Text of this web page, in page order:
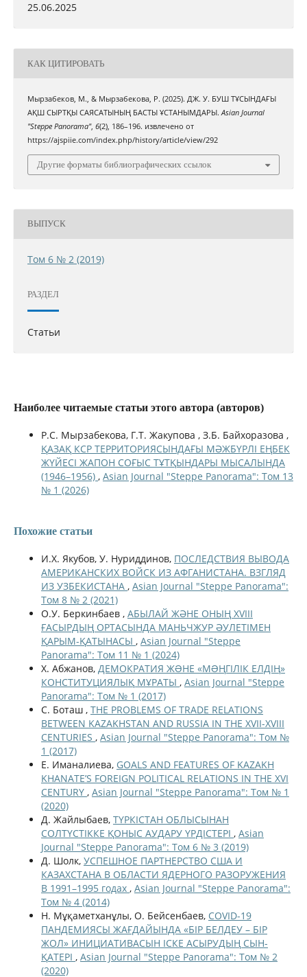
25.06.2025
КАК ЦИТИРОВАТЬ
Мырзабеков, М., & Мырзабекова, Р. (2025). ДЖ. У. БУШ ТҰСЫНДАҒЫ
АҚШ СЫРТҚЫ САЯСАТЫНЫҢ БАСТЫ ҰСТАНЫМДАРЫ.Asian Journal
"Steppe Panorama", 6(2), 186–196. извлечено от
https://ajspiie.com/index.php/history/article/view/292
Другие форматы библиографических ссылок
ВЫПУСК
Том 6 № 2 (2019)
РАЗДЕЛ
Статьи
Наиболее читаемые статьи этого автора (авторов)
Р.С. Мырзабекова, Г.Т. Жакупова , З.Б. Байхоразова ,
ҚАЗАҚ КСР ТЕРРИТОРИЯСЫНДАҒЫ МӘЖБҮРЛІ ЕҢБЕК
ЖҮЙЕСІ ЖАПОН СОҒЫС ТҰТҚЫНДАРЫ МЫСАЛЫНДА
(1946–1956) , Asian Journal "Steppe Panorama": Том 13
№ 1 (2026)
Похожие статьи
И.Х. Якубов, У. Нуриддинов, ПОСЛЕДСТВИЯ ВЫВОДА
АМЕРИКАНСКИХ ВОЙСК ИЗ АФГАНИСТАНА. ВЗГЛЯД
ИЗ УЗБЕКИСТАНА , Asian Journal "Steppe Panorama":
Том 8 № 2 (2021)
О.У. Беркинбаев , АБЫЛАЙ ЖӘНЕ ОНЫҢ XVIII
ҒАСЫРДЫҢ ОРТАСЫНДА МАНЬЧЖУР ӘУЛЕТІМЕН
ҚАРЫМ-ҚАТЫНАСЫ , Asian Journal "Steppe
Panorama": Том 11 № 1 (2024)
Х. Абжанов, ДЕМОКРАТИЯ ЖƏНЕ «МƏҢГІЛІК ЕЛДІҢ»
КОНСТИТУЦИЯЛЫҚ МҰРАТЫ , Asian Journal "Steppe
Panorama": Том № 1 (2017)
С. Боташ , THE PROBLEMS OF TRADE RELATIONS
BETWEEN KAZAKHSTAN AND RUSSIA IN THE XVII-XVIII
CENTURIES , Asian Journal "Steppe Panorama": Том №
1 (2017)
Е. Иманалиева, GOALS AND FEATURES OF KAZAKH
KHANATE’S FOREIGN POLITICAL RELATIONS IN THE XVI
CENTURY , Asian Journal "Steppe Panorama": Том № 1
(2020)
Д. Жайлыбаев, ТҮРКІСТАН ОБЛЫСЫНАН
СОЛТҮСТІККЕ ҚОНЫС АУДАРУ ҮРДІСТЕРІ , Asian
Journal "Steppe Panorama": Том 6 № 3 (2019)
Д. Шолк, УСПЕШНОЕ ПАРТНЕРСТВО США И
КАЗАХСТАНА В ОБЛАСТИ ЯДЕРНОГО РАЗОРУЖЕНИЯ
В 1991–1995 годах , Asian Journal "Steppe Panorama":
Том № 4 (2014)
Н. Мұқаметханұлы, О. Бейсенбаев, COVID-19
ПАНДЕМИЯСЫ ЖАҒДАЙЫНДА «БІР БЕЛДЕУ – БІР
ЖОЛ» ИНИЦИАТИВАСЫН ІСКЕ АСЫРУДЫҢ СЫН-
ҚАТЕРІ , Asian Journal "Steppe Panorama": Том № 2
(2020)